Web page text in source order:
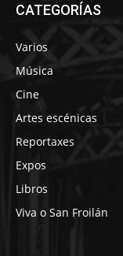
CATEGORÍAS
Varios
Música
Cine
Artes escénicas
Reportaxes
Expos
Libros
Viva o San Froilán